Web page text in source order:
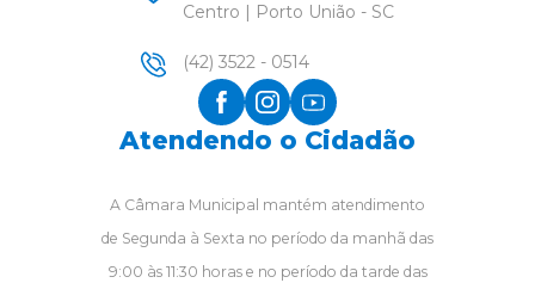
Centro | Porto União - SC
(42) 3522 - 0514
Atendendo o Cidadão
A Câmara Municipal mantém atendimento
de Segunda à Sexta no período da manhã das
9:00 às 11:30 horas e no período da tarde das